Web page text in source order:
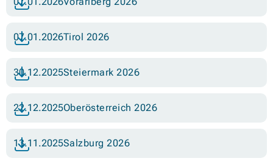
Tirol 2026
07.01.2026
Steiermark 2026
30.12.2025
Oberösterreich 2026
22.12.2025
Salzburg 2026
13.11.2025